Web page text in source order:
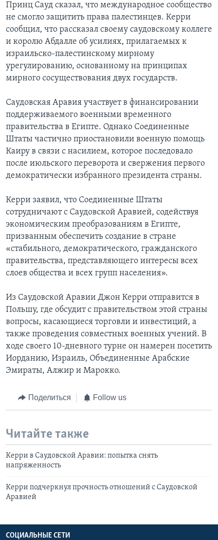
Принц Сауд сказал, что международное сообщество
не смогло защитить права палестинцев. Керри
сообщил, что рассказал своему саудовскому коллеге
и королю Абдалле об усилиях, прилагаемых к
израильско-палестинскому мирному
урегулированию, основанному на принципах
мирного сосуществования двух государств.
Саудовская Аравия участвует в финансировании
поддерживаемого военными временного
правительства в Египте. Однако Соединенные
Штаты частично приостановили военную помощь
Каиру в связи с насилием, которое последовало
после июльского переворота и свержения первого
демократически избранного президента страны.
Керри заявил, что Соединенные Штаты
сотрудничают с Саудовской Аравией, содействуя
экономическим преобразованиям в Египте,
призванным обеспечить создание в стране
«стабильного, демократического, гражданского
правительства, представляющего интересы всех
слоев общества и всех групп населения».
Из Саудовской Аравии Джон Керри отправится в
Польшу, где обсудит с правительством этой страны
вопросы, касающиеся торговли и инвестиций, а
также проведения совместных военных учений. В
ходе своего 10-дневного турне он намерен посетить
Иорданию, Израиль, Объединенные Арабские
Эмираты, Алжир и Марокко.
Поделиться Follow us
Читайте также
Керри в Саудовской Аравии: попытка снять
напряженность
Керри подчеркнул прочность отношений с Саудовской
Аравией
СОЦИАЛЬНЫЕ СЕТИ